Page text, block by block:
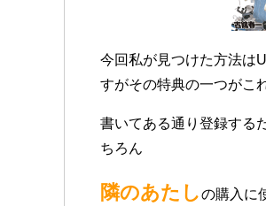
今回私が見つけた方法は
すがその特典の一つがこ
書いてある通り登録する
ちろん
隣のあたしの購入に